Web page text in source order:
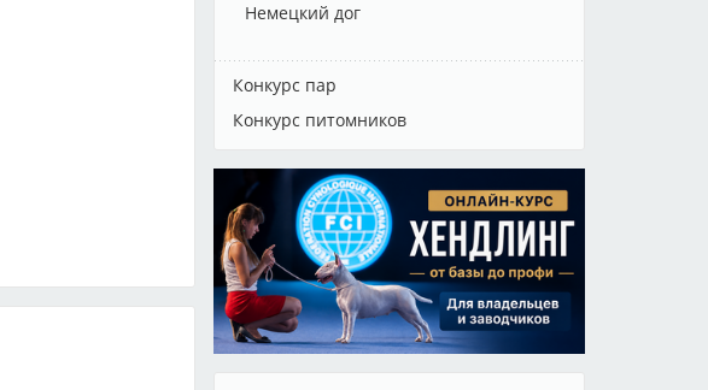
Немецкий дог
Конкурс пар
Конкурс питомников